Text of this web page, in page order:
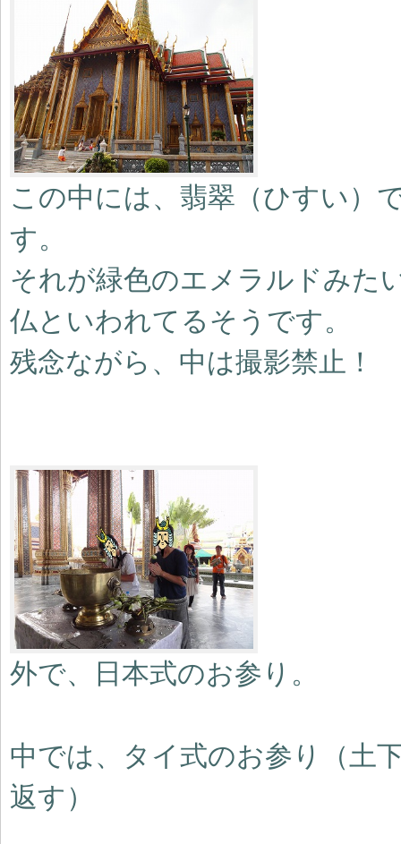
この中には、翡翠（ひすい）
す。
それが緑色のエメラルドみた
仏といわれてるそうです。
残念ながら、中は撮影禁止！
外で、日本式のお参り。
中では、タイ式のお参り（土
返す）